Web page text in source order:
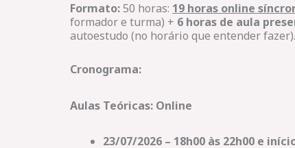
Formato:50 horas: 19 horas online
formador e turma) + 6 horas de aula
autoestudo (no horário que entender fazer).
Cronograma:
Aulas Teóricas: Online
23/07/2026 – 18h00 às 22h00 e